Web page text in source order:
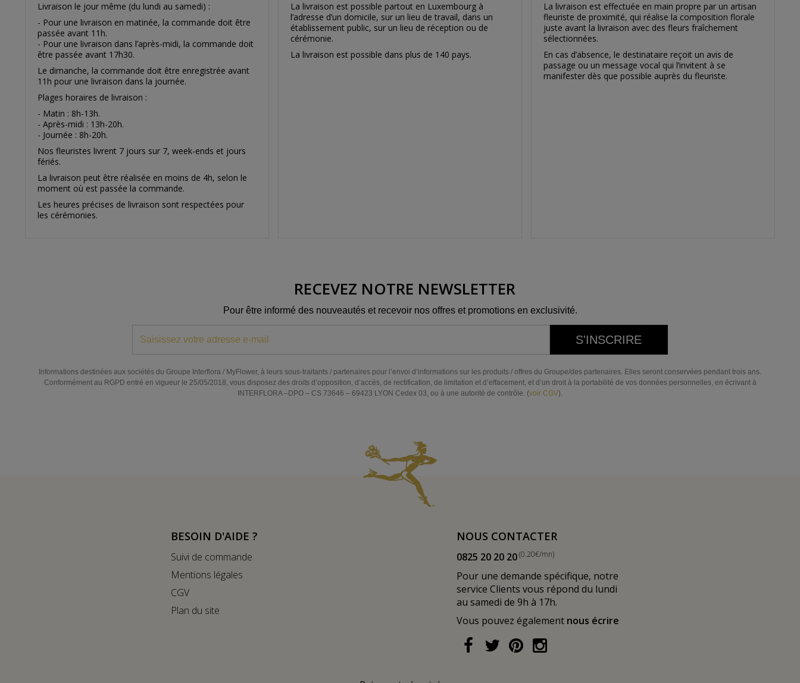
Livraison le jour même (du lundi au samedi) :
- Pour une livraison en matinée, la commande doit être
passée avant 11h.
- Pour une livraison dans l’après-midi, la commande doit
être passée avant 17h30.
Le dimanche, la commande doit être enregistrée avant
11h pour une livraison dans la journée.
Plages horaires de livraison :
- Matin : 8h-13h.
- Après-midi : 13h-20h.
- Journée : 8h-20h.
Nos fleuristes livrent 7 jours sur 7, week-ends et jours
fériés.
La livraison peut être réalisée en moins de 4h, selon le
moment où est passée la commande.
Les heures précises de livraison sont respectées pour
les cérémonies.
La livraison est possible partout en Luxembourg à
l’adresse d’un domicile, sur un lieu de travail, dans un
établissement public, sur un lieu de réception ou de
cérémonie.
La livraison est possible dans plus de 140 pays.
La livraison est effectuée en main propre par un artisan
fleuriste de proximité, qui réalise la composition florale
juste avant la livraison avec des fleurs fraîchement
sélectionnées.
En cas d’absence, le destinataire reçoit un avis de
passage ou un message vocal qui l’invitent à se
manifester dès que possible auprès du fleuriste.
RECEVEZ NOTRE NEWSLETTER
Pour être informé des nouveautés et recevoir nos offres et promotions en exclusivité.
S'INSCRIRE
Informations destinées aux sociétés du Groupe Interflora / MyFlower, à leurs sous-traitants / partenaires pour l’envoi d’informations sur les produits / offres du Groupe/des partenaires. Elles seront conservées pendant trois ans.
Conformément au RGPD entré en vigueur le 25/05/2018, vous disposez des droits d’opposition, d’accès, de rectification, de limitation et d’effacement, et d’un droit à la portabilité de vos données personnelles, en écrivant à
INTERFLORA –DPO – CS 73646 – 69423 LYON Cedex 03, ou à une autorité de contrôle. (voir CGV).
BESOIN D'AIDE ?
Suivi de commande
Mentions légales
CGV
Plan du site
NOUS CONTACTER
0825 20 20 20(0.20€/mn)
Pour une demande spécifique, notre
service Clients vous répond du lundi
au samedi de 9h à 17h.
Vous pouvez également nous écrire